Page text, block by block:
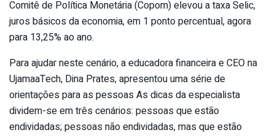
Comitê de Política Monetária (Copom) elevou a taxa Selic,
juros básicos da economia, em 1 ponto percentual, agora
para 13,25% ao ano.
Para ajudar neste cenário, a educadora financeira e CEO na
UjamaaTech, Dina Prates, apresentou uma série de
orientações para as pessoas As dicas da especialista
dividem-se em três cenários: pessoas que estão
endividadas; pessoas não endividadas, mas que estão